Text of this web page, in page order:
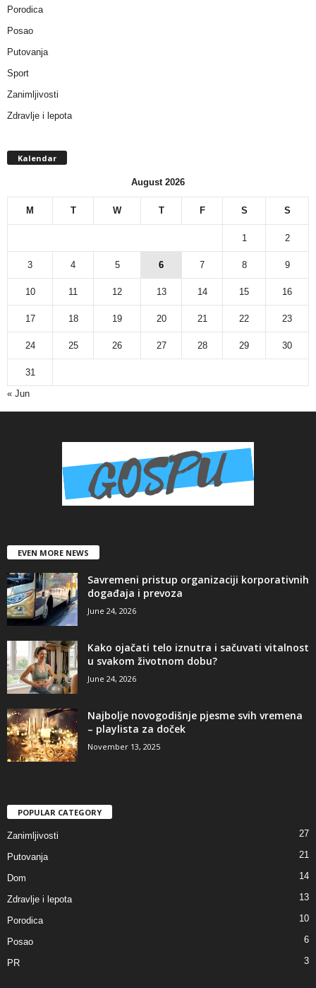
Porodica
Posao
Putovanja
Sport
Zanimljivosti
Zdravlje i lepota
Kalendar
August 2026
M T W T F S S
1 2
3 4 5 6 7 8 9
10 11 12 13 14 15 16
17 18 19 20 21 22 23
24 25 26 27 28 29 30
31
« Jun
EVEN MORE NEWS
Savremeni pristup organizaciji korporativnih
događaja i prevoza
June 24, 2026
Kako ojačati telo iznutra i sačuvati vitalnost
u svakom životnom dobu?
June 24, 2026
Najbolje novogodišnje pjesme svih vremena
– playlista za doček
November 13, 2025
POPULAR CATEGORY
Zanimljivosti 27
Putovanja 21
Dom 14
Zdravlje i lepota 13
Porodica 10
Posao 6
PR 3